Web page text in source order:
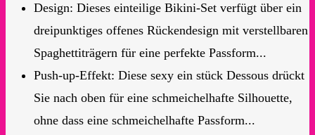
Design: Dieses einteilige Bikini-Set verfügt über ein
dreipunktiges offenes Rückendesign mit verstellbaren
Spaghettiträgern für eine perfekte Passform...
Push-up-Effekt: Diese sexy ein stück Dessous drückt
Sie nach oben für eine schmeichelhafte Silhouette,
ohne dass eine schmeichelhafte Passform...